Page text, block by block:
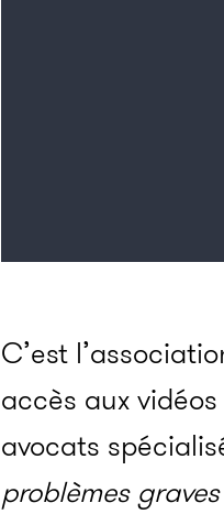
C’est
accès aux
avocats
problèmes graves